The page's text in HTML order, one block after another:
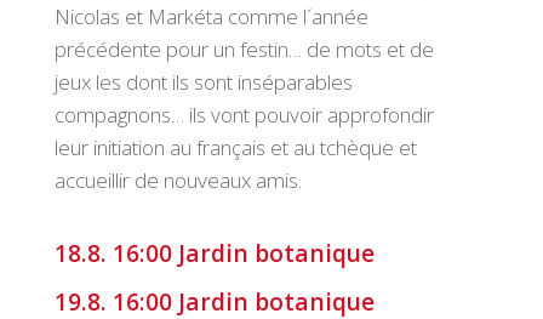
Nicolas et Markéta comme l´année
précédente pour un festin… de mots et de
jeux les dont ils sont inséparables
compagnons… ils vont pouvoir approfondir
leur initiation au français et au tchèque et
accueillir de nouveaux amis.
18.8. 16:00 Jardin botanique
19.8. 16:00 Jardin botanique